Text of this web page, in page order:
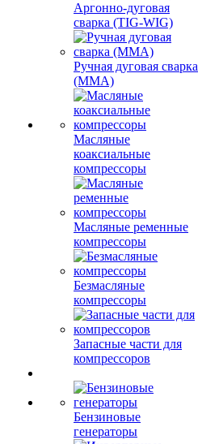
Аргонно-дуговая
сварка (TIG-WIG)
Ручная дуговая сварка
(MMA)
Масляные
коаксиальные
компрессоры
Масляные ременные
компрессоры
Безмасляные
компрессоры
Запасные части для
компрессоров
Бензиновые
генераторы